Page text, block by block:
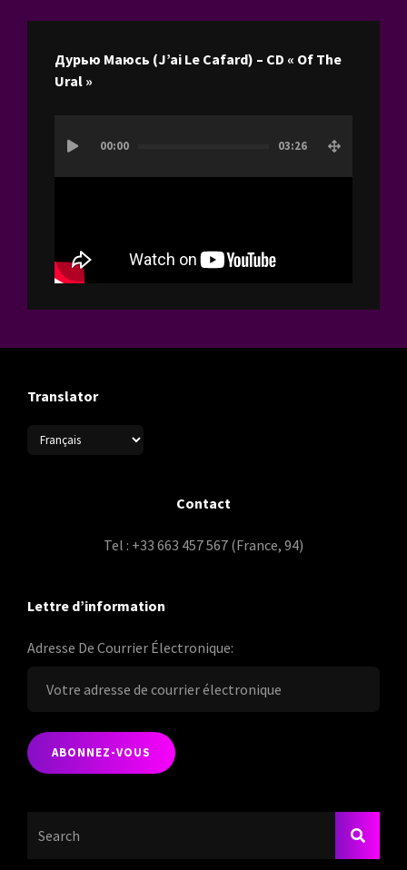
Дурью Маюсь (J’ai Le Cafard) – CD « Of The
Ural »
vidéo
00:00 03:26
Translator
Contact
Tel : +33 663 457 567 (France, 94)
Lettre d’information
Adresse De Courrier Électronique: